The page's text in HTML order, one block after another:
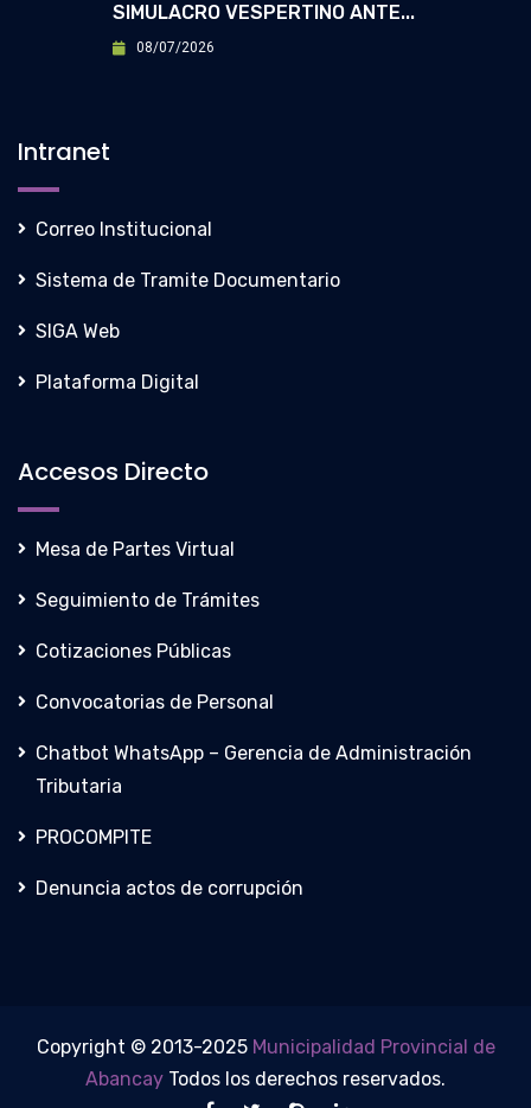
SIMULACRO VESPERTINO ANTE...
08/07/2026
Intranet
Correo Institucional
Sistema de Tramite Documentario
SIGA Web
Plataforma Digital
Accesos Directo
Mesa de Partes Virtual
Seguimiento de Trámites
Cotizaciones Públicas
Convocatorias de Personal
Chatbot WhatsApp – Gerencia de Administración
Tributaria
PROCOMPITE
Denuncia actos de corrupción
Copyright © 2013-2025 Municipalidad Provincial de
Abancay Todos los derechos reservados.